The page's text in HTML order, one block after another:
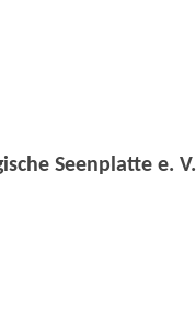
Seenplatte e. V.